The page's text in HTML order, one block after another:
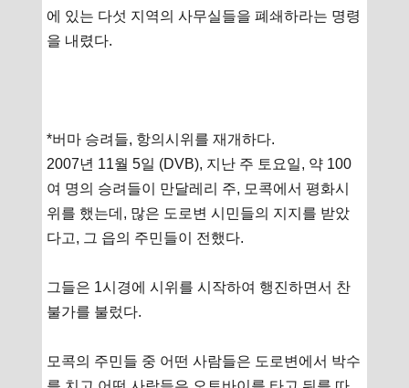
에 있는 다섯 지역의 사무실들을 폐쇄하라는 명령
을 내렸다.
*버마 승려들, 항의시위를 재개하다.
2007년 11월 5일 (DVB), 지난 주 토요일, 약 100
여 명의 승려들이 만달레리 주, 모콕에서 평화시
위를 했는데, 많은 도로변 시민들의 지지를 받았
다고, 그 읍의 주민들이 전했다.
그들은 1시경에 시위를 시작하여 행진하면서 찬
불가를 불렀다.
모콕의 주민들 중 어떤 사람들은 도로변에서 박수